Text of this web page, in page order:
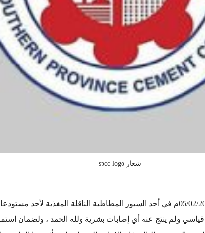
شعار spcc logo
تعلن شركة اسمنت المنطقة الجنوبية عن حدوث حريق يوم الجمعة الموافق 05/02/2016م في أحد
ولم ينتج عنه أي إصابات بشرية ولله الحمد ، ولضمان